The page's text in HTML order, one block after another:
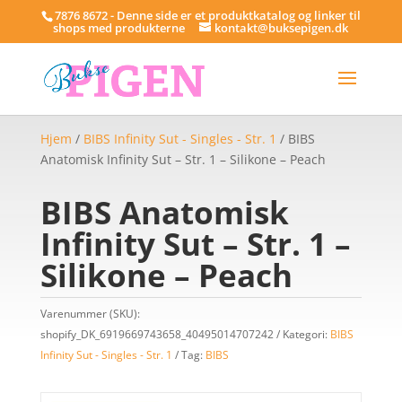
7876 8672 - Denne side er et produktkatalog og linker til
shops med produkterne kontakt@buksepigen.dk
Hjem / BIBS Infinity Sut - Singles - Str. 1 / BIBS
Anatomisk Infinity Sut – Str. 1 – Silikone – Peach
BIBS Anatomisk
Infinity Sut – Str. 1 –
Silikone – Peach
Varenummer (SKU):
shopify_DK_6919669743658_40495014707242
Kategori: BIBS
Infinity Sut - Singles - Str. 1
Tag: BIBS